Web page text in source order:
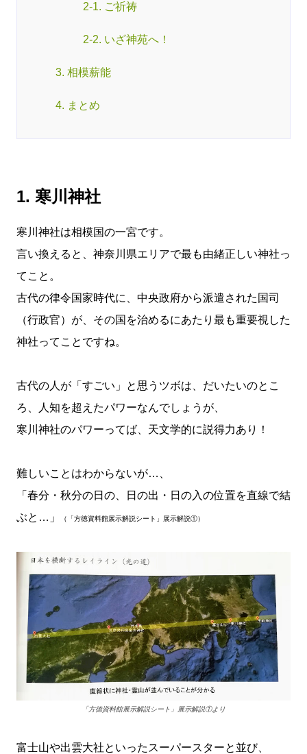
2-1. ご祈祷
2-2. いざ神苑へ！
3. 相模薪能
4. まとめ
1. 寒川神社
寒川神社は相模国の一宮です。
言い換えると、神奈川県エリアで最も由緒正しい神社っ
てこと。
古代の律令国家時代に、中央政府から派遣された国司
（行政官）が、その国を治めるにあたり最も重要視した
神社ってことですね。
古代の人が「すごい」と思うツボは、だいたいのとこ
ろ、人知を超えたパワーなんでしょうが、
寒川神社のパワーってば、天文学的に説得力あり！
難しいことはわからないが…、
「春分・秋分の日の、日の出・日の入の位置を直線で結
ぶと…」
（「方徳資料館展示解説シート」展示解説①）
「方徳資料館展示解説シート」展示解説①より
富士山や出雲大社といったスーパースターと並び、